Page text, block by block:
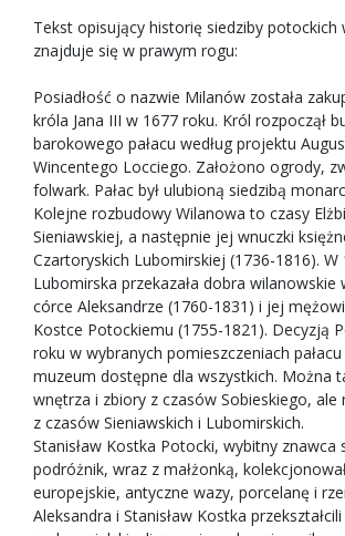
Tekst opisujący historię siedziby potockich
znajduje się w prawym rogu:
Posiadłość o nazwie Milanów została
króla Jana III w 1677 roku. Król rozpoczął
barokowego pałacu według projektu
Wincentego Locciego. Założono ogrody,
folwark. Pałac był ulubioną siedzibą
Kolejne rozbudowy Wilanowa to czasy
Sieniawskiej, a następnie jej wnuczki
Czartoryskich Lubomirskiej (1736-1816). W
Lubomirska przekazała dobra wilanowskie
córce Aleksandrze (1760-1831) i jej
Kostce Potockiemu (1755-1821). Decyzją
roku w wybranych pomieszczeniach
muzeum dostępne dla wszystkich. Można
wnętrza i zbiory z czasów Sobieskiego, ale
z czasów Sieniawskich i Lubomirskich.
Stanisław Kostka Potocki, wybitny znawca
podróżnik, wraz z małżonką,
europejskie, antyczne wazy, porcelanę i
Aleksandra i Stanisław Kostka